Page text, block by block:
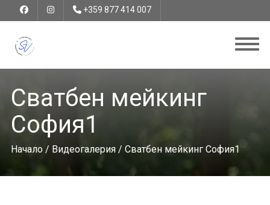
+359 877 414 007
Сватбен мейкинг
София1
Начало/ Видеогалерия/ Сватбен мейкинг София1